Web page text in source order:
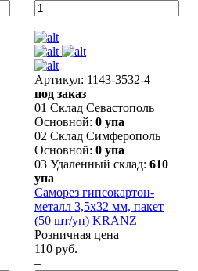
+
Артикул: 1143-3532-4
под заказ
01 Склад Севастополь
Основной: 0 упа
02 Склад Симферополь
Основной: 0 упа
03 Удаленный склад: 610
упа
Саморез гипсокартон-
металл 3,5х32 мм, пакет
(50 шт/уп) KRANZ
Розничная цена
110 руб.
–